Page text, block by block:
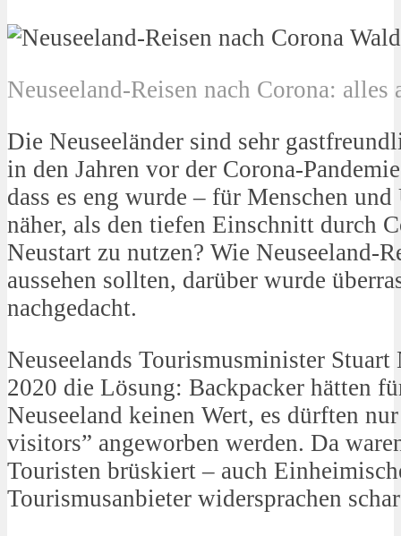
Neuseeland-Reisen nach Corona: alles
Die Neuseeländer sind sehr
in den Jahren vor der Corona-
dass es eng wurde – für Menschen
näher, als den tiefen Einschnitt durch
Neustart zu nutzen? Wie Neuseeland-
aussehen sollten, darüber wurde
nachgedacht.
Neuseelands Tourismusminister Stuart
2020 die Lösung: Backpacker hätten
Neuseeland keinen Wert, es dürften
visitors” angeworben werden. Da
Touristen brüskiert – auch
Tourismusanbieter widersprachen